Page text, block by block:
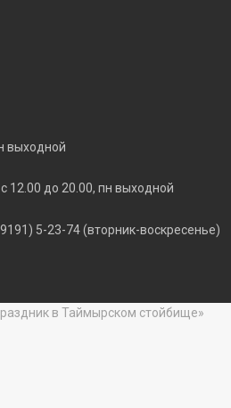
выходной
12.00 до 20.00, пн выходной
5-23-74 (вторник-воскресенье)